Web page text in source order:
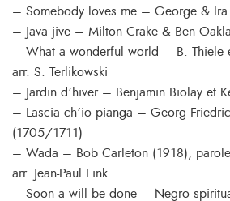
– Somebody loves me – George & Ira
– Java jive – Milton Crake & Ben
– What a wonderful world – B. Thiele
arr. S. Terlikowski
– Jardin d’hiver – Benjamin Biolay et
– Lascia ch’io pianga – Georg
(1705/1711)
– Wada – Bob Carleton (1918),
arr. Jean-Paul Fink
– Soon a will be done – Negro